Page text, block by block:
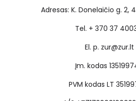
Adresas: K. Donelaičio g. 2,
Tel. + 370 37
El. p. zur@zur.lt
Įm. kodas
PVM kodas LT